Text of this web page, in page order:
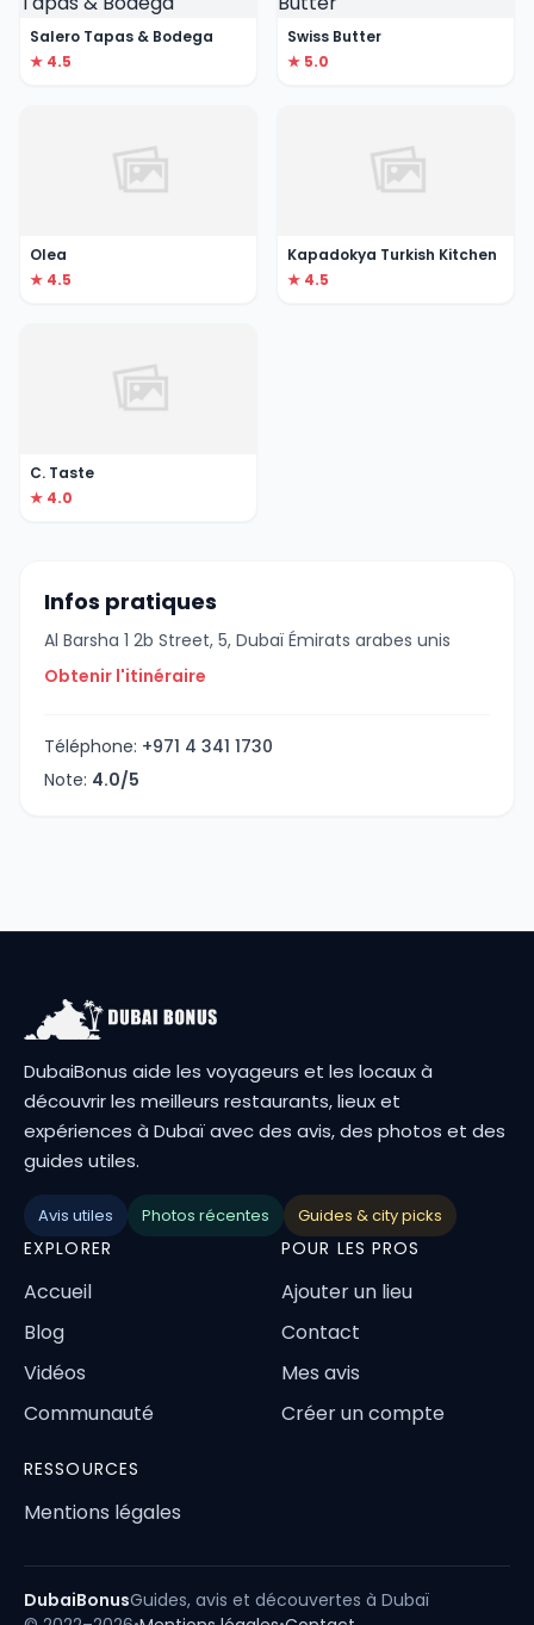
Salero Tapas & Bodega
★ 4.5
Swiss Butter
★ 5.0
Olea
★ 4.5
Kapadokya Turkish Kitchen
★ 4.5
C. Taste
★ 4.0
Infos pratiques
Al Barsha 1 2b Street, 5, Dubaï Émirats arabes unis
Obtenir l'itinéraire
Téléphone: +971 4 341 1730
Note: 4.0/5
DubaiBonus aide les voyageurs et les locaux à
découvrir les meilleurs restaurants, lieux et
expériences à Dubaï avec des avis, des photos et des
guides utiles.
Avis utiles Photos récentes Guides & city picks
EXPLORER
Accueil
Blog
Vidéos
Communauté
POUR LES PROS
Ajouter un lieu
Contact
Mes avis
Créer un compte
RESSOURCES
Mentions légales
DubaiBonusGuides, avis et découvertes à Dubaï